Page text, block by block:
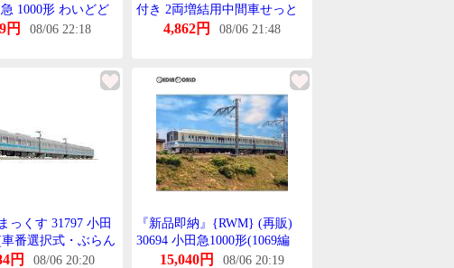
1000形 わいどど
中間車 2両せっと
円 08/06 22:18
付き 2両増結用中間車せっと
(塗装済組立) 【ぐりーんまっ
4,862円 08/06 21:48
っくす 31797 小田
番選択式・ぶらん
き)増結4両編成せ
円 08/06 20:20
『新品即納』{RWM} (再販)
30694 小田急1000形(1069編
成・ぶらんどまーく付き)増結
15,040円 08/06 20:19